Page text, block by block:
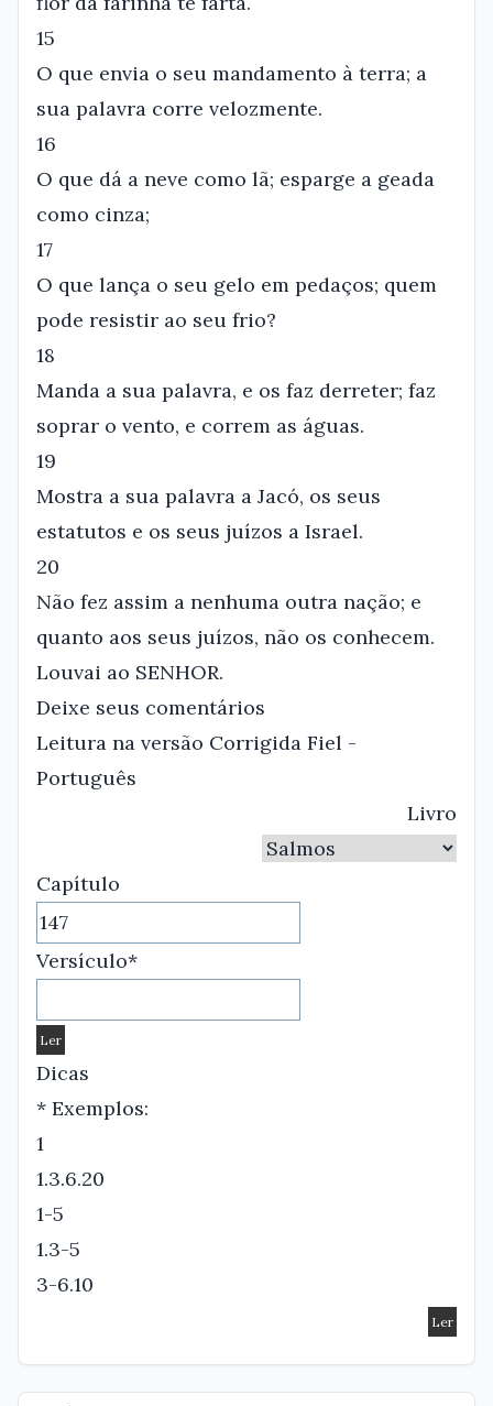
15
O que envia o seu mandamento à terra; a
sua palavra corre velozmente.
16
O que dá a neve como lã; esparge a geada
como cinza;
17
O que lança o seu gelo em pedaços; quem
pode resistir ao seu frio?
18
Manda a sua palavra, e os faz derreter; faz
soprar o vento, e correm as águas.
19
Mostra a sua palavra a Jacó, os seus
estatutos e os seus juízos a Israel.
20
Não fez assim a nenhuma outra nação; e
quanto aos seus juízos, não os conhecem.
Louvai ao SENHOR.
Deixe seus comentários
Leitura na versão Corrigida Fiel -
Português
Livro
Capítulo
Versículo*
Dicas
* Exemplos:
1
1.3.6.20
1-5
1.3-5
3-6.10